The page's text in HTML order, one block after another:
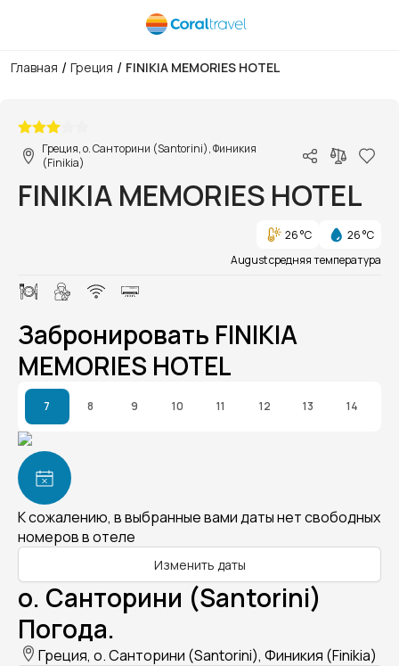
Главная / Греция / FINIKIA MEMORIES HOTEL
Греция, о. Санторини (Santorini), Финикия
(Finikia)
FINIKIA MEMORIES HOTEL
26 °C
26 °C
August средняя температура
Забронировать FINIKIA
MEMORIES HOTEL
7 8 9 10 11 12 13 14
К сожалению, в выбранные вами даты нет свободных
номеров в отеле
Изменить даты
о. Санторини (Santorini)
Погода.
Греция, о. Санторини (Santorini), Финикия (Finikia)